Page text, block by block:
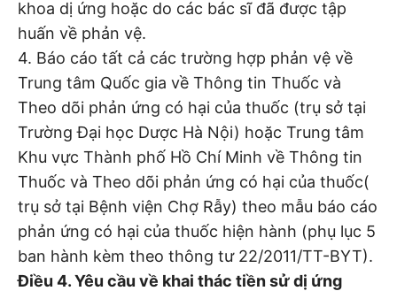
khoa dị ứng hoặc do các bác sĩ đã được tập
huấn về phản vệ.
4. Báo cáo tất cả các trường hợp phản vệ về
Trung tâm Quốc gia về Thông tin Thuốc và
Theo dõi phản ứng có hại của thuốc (trụ sở tại
Trường Đại học Dược Hà Nội) hoặc Trung tâm
Khu vực Thành phố Hồ Chí Minh về Thông tin
Thuốc và Theo dõi phản ứng có hại của thuốc(
trụ sở tại Bệnh viện Chợ Rẫy) theo mẫu báo cáo
phản ứng có hại của thuốc hiện hành (phụ lục 5
ban hành kèm theo thông tư 22/2011/TT-BYT).
Điều 4. Yêu cầu về khai thác tiền sử dị ứng